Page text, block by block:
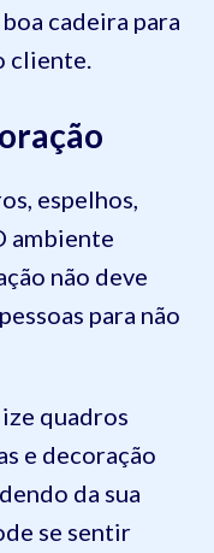
cadeira para
cliente.
espelhos,
ambiente
não deve
para não
quadros
e decoração
da sua
se sentir